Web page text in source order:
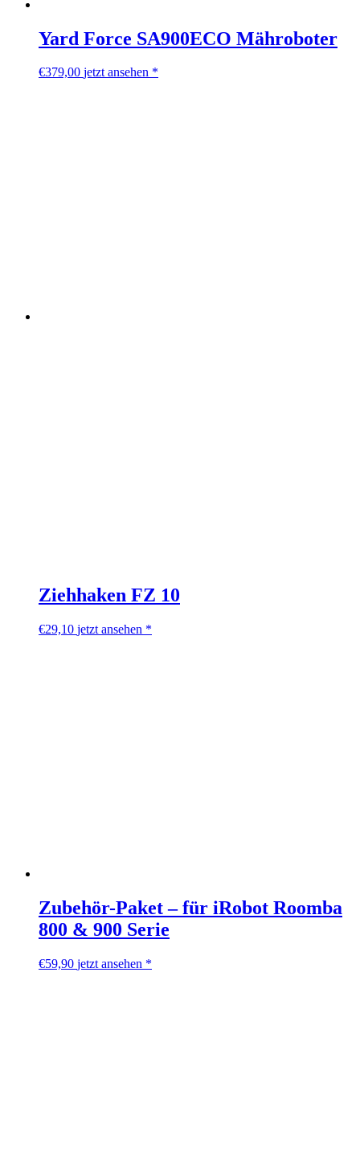
Yard Force SA900ECO Mähroboter
€379,00 jetzt ansehen *
Ziehhaken FZ 10
€29,10 jetzt ansehen *
Zubehör-Paket – für iRobot Roomba
800 & 900 Serie
€59,90 jetzt ansehen *